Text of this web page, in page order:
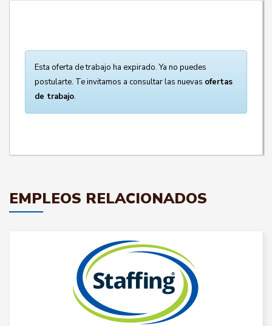
Esta oferta de trabajo ha expirado. Ya no puedes
postularte. Te invitamos a consultar las nuevas ofertas
de trabajo.
EMPLEOS RELACIONADOS